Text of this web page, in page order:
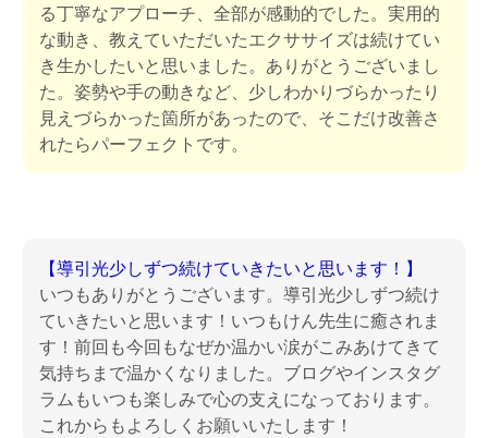
る丁寧なアプローチ、全部が感動的でした。実用的
な動き、教えていただいたエクササイズは続けてい
き生かしたいと思いました。ありがとうございまし
た。姿勢や手の動きなど、少しわかりづらかったり
見えづらかった箇所があったので、そこだけ改善さ
れたらパーフェクトです。
【導引光少しずつ続けていきたいと思います！】
いつもありがとうございます。導引光少しずつ続け
ていきたいと思います！いつもけん先生に癒されま
す！前回も今回もなぜか温かい涙がこみあけてきて
気持ちまで温かくなりました。ブログやインスタグ
ラムもいつも楽しみで心の支えになっております。
これからもよろしくお願いいたします！